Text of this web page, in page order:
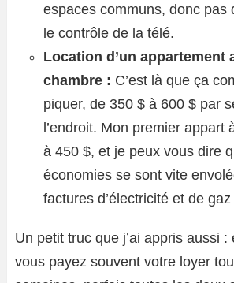
espaces communs, donc pas
le contrôle de la télé.
Location d’un appartement
chambre : C’est là que ça
piquer, de 350 $ à 600 $ par
l’endroit. Mon premier appart
à 450 $, et je peux vous dire
économies se sont vite
factures d’électricité et de gaz
Un petit truc que j’ai appris aussi :
vous payez souvent votre loyer